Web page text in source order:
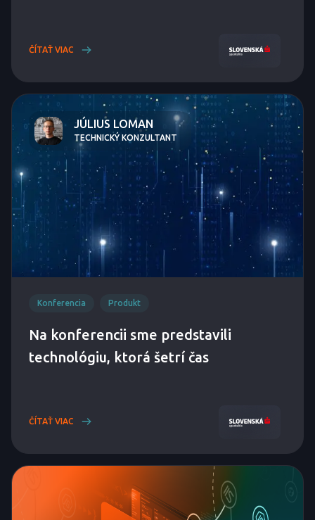
ČÍTAŤ VIAC
JÚLIUS LOMAN
TECHNICKÝ KONZULTANT
Konferencia Produkt
Na konferencii sme predstavili
technológiu, ktorá šetrí čas
ČÍTAŤ VIAC